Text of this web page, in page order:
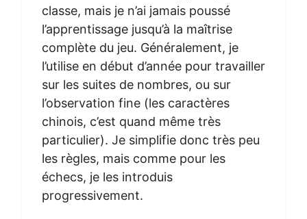
classe, mais je n’ai jamais poussé
l’apprentissage jusqu’à la maîtrise
complète du jeu. Généralement, je
l’utilise en début d’année pour travailler
sur les suites de nombres, ou sur
l’observation fine (les caractères
chinois, c’est quand même très
particulier). Je simplifie donc très peu
les règles, mais comme pour les
échecs, je les introduis
progressivement.